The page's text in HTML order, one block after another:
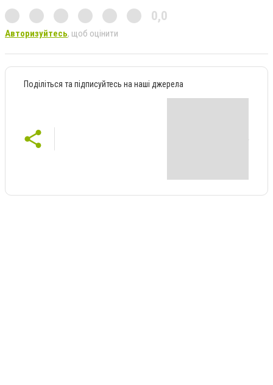
0,0
Авторизуйтесь, щоб оцінити
Поділіться та підписуйтесь на наші джерела